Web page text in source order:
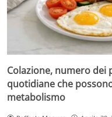
Colazione, numero dei
quotidiane che
metabolismo